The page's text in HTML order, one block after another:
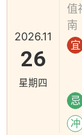
2026.11
26
星期四
值
南
宜
忌
冲